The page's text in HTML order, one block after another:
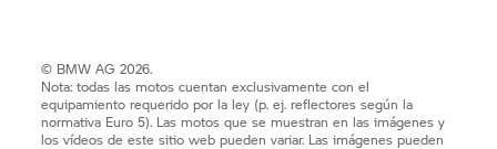
© BMW AG 2026.
Nota: todas las motos cuentan exclusivamente con el
equipamiento requerido por la ley (p. ej. reflectores según la
normativa Euro 5). Las motos que se muestran en las imágenes y
los vídeos de este sitio web pueden variar. Las imágenes pueden